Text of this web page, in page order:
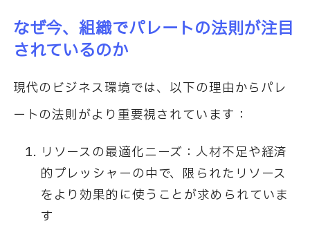
なぜ今、組織でパレートの法則が注目
されているのか
現代のビジネス環境では、以下の理由からパレ
ートの法則がより重要視されています：
リソースの最適化ニーズ：人材不足や経済
的プレッシャーの中で、限られたリソース
をより効果的に使うことが求められていま
す